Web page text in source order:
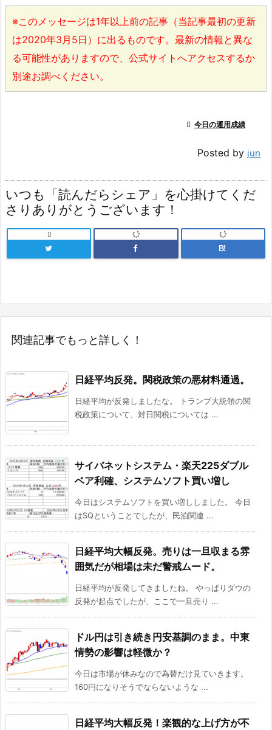
※このメッセージは1年以上前の記事（当記事最初の更新
は2020年3月5日）に出るものです。最新の情報と異な
る可能性がありますので、公式サイトへアクセスするか
別途お調べください。
 今日の運用成績
Posted by jun
いつも「読んだらシェア」を心掛けてくだ
さりありがとうございます！

B!
関連記事でもっと詳しく！
日経平均反発。関税政策の悪材料通過。
日経平均が反発しましたな。 トランプ大統領の関
税政策について、対日関税については ...
サイバネットシステム・楽天225ダブル
ベア利確、システムソフト買い増し
今日はシステムソフトを買い増ししました。 今日
はSQということでしたが、民泊関連 ...
日経平均大幅反発。売りは一旦収まる雰
囲気だが相場は未だ警戒ムード。
日経平均が反発してきましたね。 やっぱりダウの
反発が起点でしたが、ここで一旦売り ...
ドル円は引き続き円安基調のまま。中東
情勢の影響は軽微か？
今日は市場が休みなので為替だけ見ていきます。
160円になりそうでならないような ...
日経平均大幅反発！楽観的な上げ方が不